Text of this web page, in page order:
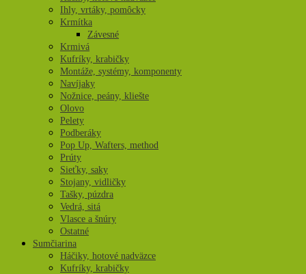
Ihly, vrtáky, pomôcky
Krmítka
Závesné
Krmivá
Kufríky, krabičky
Montáže, systémy, komponenty
Navíjaky
Nožnice, peány, kliešte
Olovo
Pelety
Podberáky
Pop Up, Wafters, method
Prúty
Sieťky, saky
Stojany, vidličky
Tašky, púzdra
Vedrá, sitá
Vlasce a šnúry
Ostatné
Sumčiarina
Háčiky, hotové nadväzce
Kufríky, krabičky